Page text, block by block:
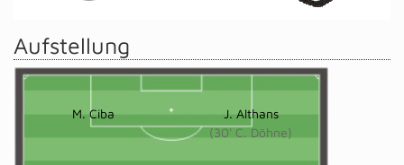
Aufstellung
M. Ciba
J. Althans
(30' C. Döhne)